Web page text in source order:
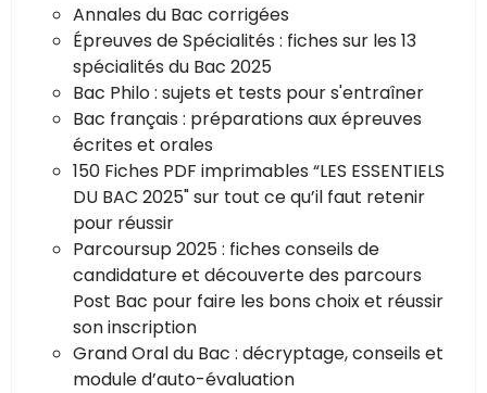
Annales du Bac corrigées
Épreuves de Spécialités : fiches sur les 13
spécialités du Bac 2025
Bac Philo : sujets et tests pour s'entraîner
Bac français : préparations aux épreuves
écrites et orales
150 Fiches PDF imprimables “LES ESSENTIELS
DU BAC 2025" sur tout ce qu’il faut retenir
pour réussir
Parcoursup 2025 : fiches conseils de
candidature et découverte des parcours
Post Bac pour faire les bons choix et réussir
son inscription
Grand Oral du Bac : décryptage, conseils et
module d’auto-évaluation